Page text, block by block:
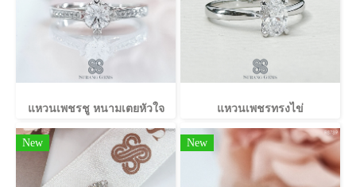
แหวนเพชรชู หนามเตยหัวใจ แหวนเพชรทรงไข่
New New